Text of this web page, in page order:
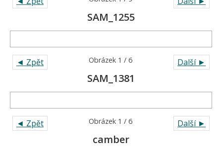
SAM_1255
◄ Zpět Další ►
Obrázek 1 / 6
SAM_1381
◄ Zpět Další ►
Obrázek 1 / 6
camber